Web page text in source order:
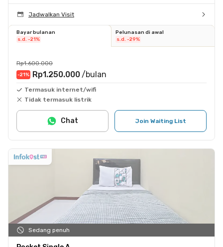
Jadwalkan Visit
Bayar bulanan
s.d. -21%
Pelunasan di awal
s.d. -29%
Rp1.600.000
-21% Rp1.250.000 /bulan
Termasuk internet/wifi
Tidak termasuk listrik
Join Waiting List
Chat
Sedang penuh